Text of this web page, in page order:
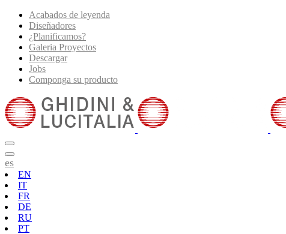
Acabados de leyenda
Diseñadores
¿Planificamos?
Galeria Proyectos
Descargar
Jobs
Componga su producto
es
EN
IT
FR
DE
RU
PT